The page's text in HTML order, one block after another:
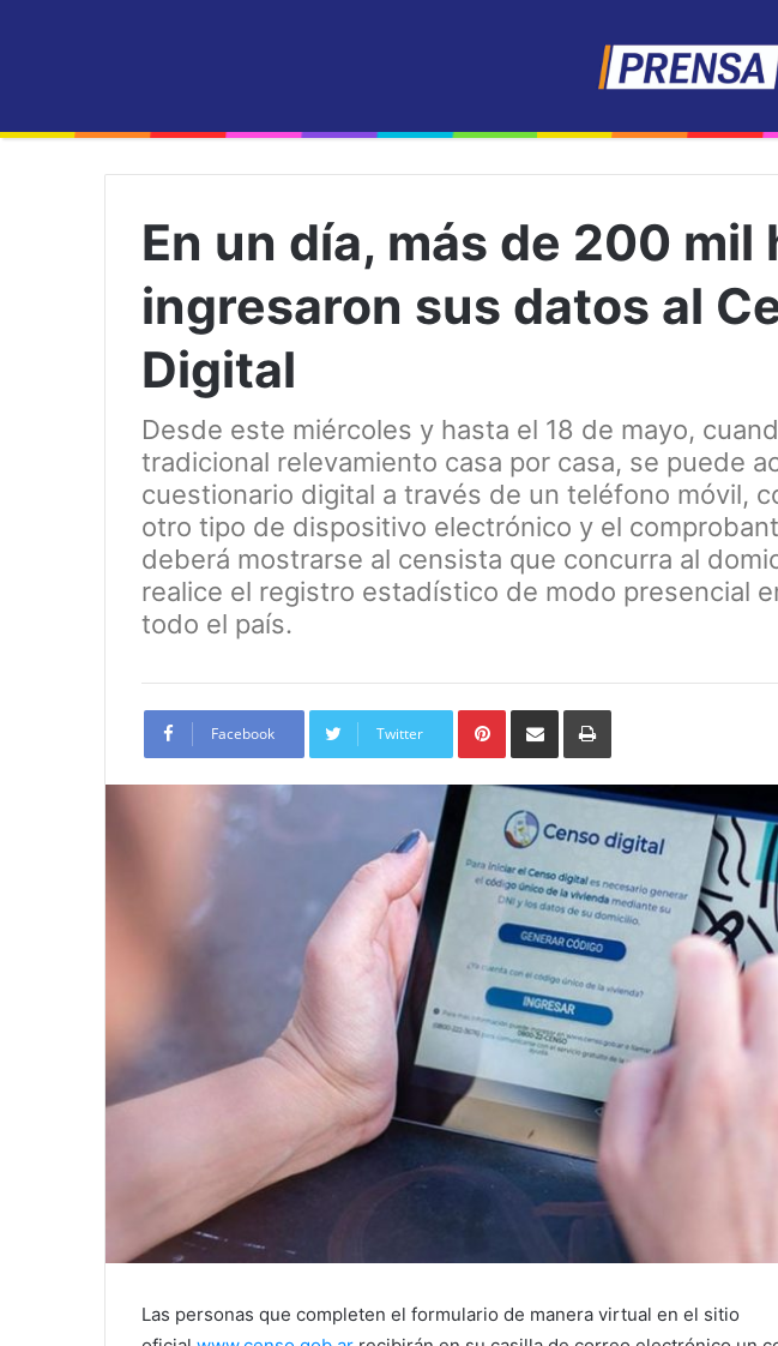
En un día, más de 200 mil
ingresaron sus datos al
Digital
Desde este miércoles y hasta el 18 de mayo,
tradicional relevamiento casa por casa, se puede
cuestionario digital a través de un teléfono móvil,
otro tipo de dispositivo electrónico y el
deberá mostrarse al censista que concurra al
realice el registro estadístico de modo presencial
todo el país.
Facebook Twitter
PinterestShare
Email
Print
Las personas que completen el formulario de manera virtual en el sitio